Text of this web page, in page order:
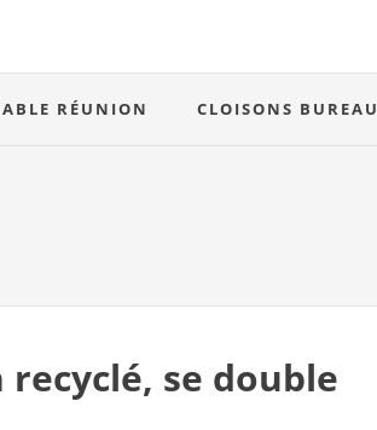
RÉUNION CLOISONS BUREAU
se double